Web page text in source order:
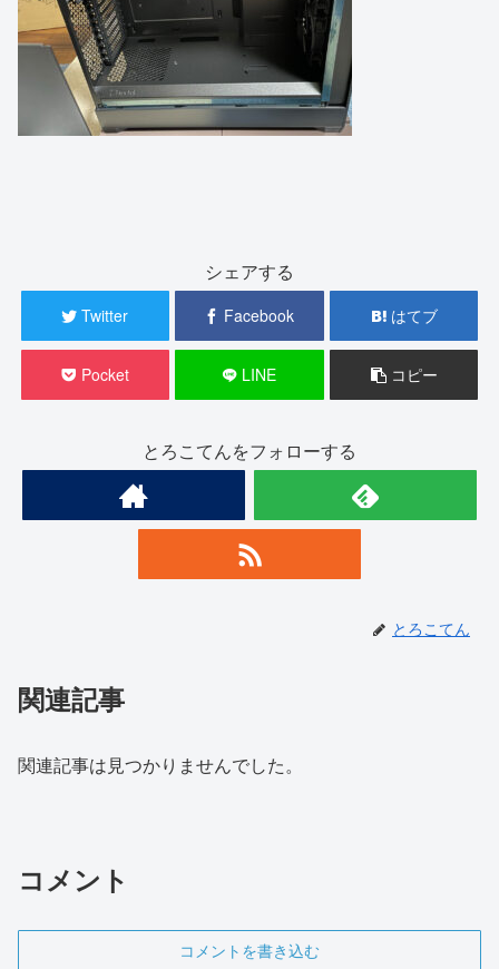
シェアする
Twitter Facebook はてブ
Pocket LINE コピー
とろこてんをフォローする
とろこてん
関連記事
関連記事は見つかりませんでした。
コメント
コメントを書き込む